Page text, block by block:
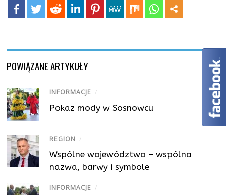
POWIĄZANE ARTYKUŁY
INFORMACJE /
Pokaz mody w Sosnowcu
REGION /
Wspólne województwo – wspólna
nazwa, barwy i symbole
INFORMACJE /